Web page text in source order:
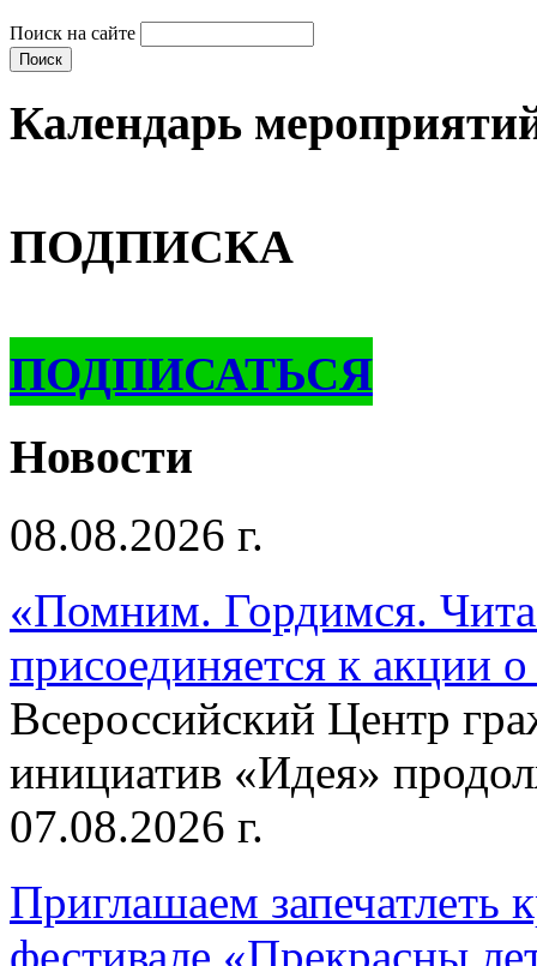
Поиск на сайте
Календарь
ПОДПИСКА
ПОДПИСАТЬСЯ
Новости
08.08.2026 г.
«Помним. Гордимся.
присоединяется к акции
Всероссийский Центр
инициатив «Идея»
07.08.2026 г.
Приглашаем запечатлеть
фестивале «Прекрасны